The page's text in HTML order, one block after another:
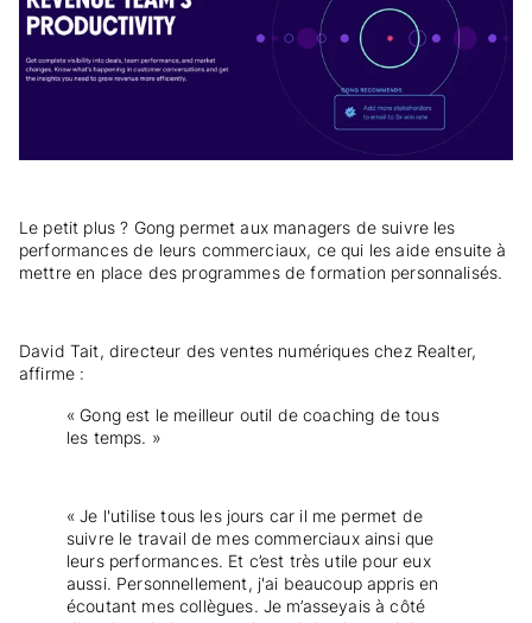
Le petit plus ? Gong permet aux managers de suivre les
performances de leurs commerciaux, ce qui les aide ensuite à
mettre en place des programmes de formation personnalisés.
David Tait, directeur des ventes numériques chez Realter,
affirme :
« Gong est le meilleur outil de coaching de tous
les temps. »
« Je l'utilise tous les jours car il me permet de
suivre le travail de mes commerciaux ainsi que
leurs performances. Et c’est très utile pour eux
aussi. Personnellement, j'ai beaucoup appris en
écoutant mes collègues. Je m’asseyais à côté